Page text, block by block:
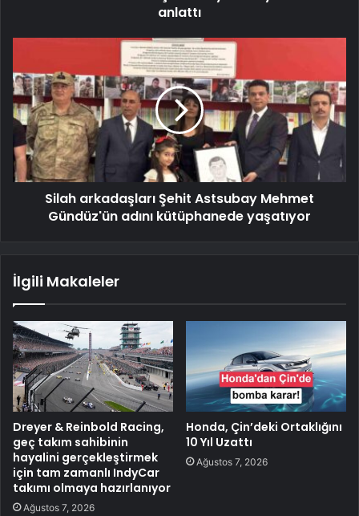
anlattı
Silah arkadaşları Şehit Astsubay Mehmet
Gündüz'ün adını kütüphanede yaşatıyor
İlgili Makaleler
Dreyer & Reinbold Racing,
geç takım sahibinin
hayalini gerçekleştirmek
için tam zamanlı IndyCar
takımı olmaya hazırlanıyor
Ağustos 7, 2026
Honda, Çin’deki Ortaklığını
10 Yıl Uzattı
Ağustos 7, 2026